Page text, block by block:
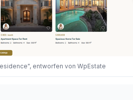
entworfen von WpEstate